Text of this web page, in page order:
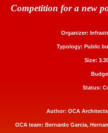
Competition for a new
Organizer:
Typology: Public
Size:
Status:
Author: OCA
OCA team: Bernardo Garcia, Her